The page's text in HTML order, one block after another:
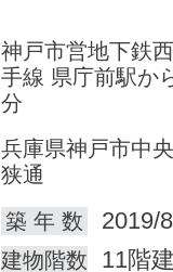
神戸市営地下鉄
手線 県庁前駅か
分
兵庫県神戸市中
狭通
築 年 数
2019/
建物階数 11階